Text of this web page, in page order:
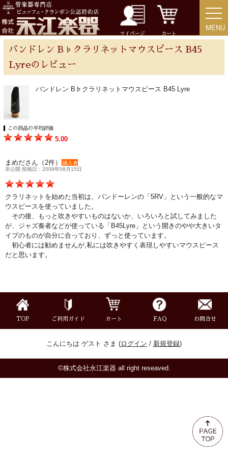
マイページ カート
MENU
MENU
バンドレン B♭クラリネットマウスピース B45
Lyreのレビュー
バンドレン B♭クラリネットマウスピース B45 Lyre
この商品の平均評価
5.00
まめださん（2件）
購入者
非公開 投稿日：2009年08月15日
クラリネットを始めた当初は、バンドーレンの「5RV」という一般的なマ
ウスピースを使っていました。
その後、もっと吹きやすいものはないか、いろいろと試してみました
が、ジャズ奏者などが使っている「B45Lyre」という開きのやや大きいタ
イプのものが自分に合っており、ずっと使っています。
初心者には勧めませんが,私には吹きやすく表現しやすいマウスピース
だと思います。
TOP ご利用ガイド カート FAQ お問合せ
こんにちは ゲスト さま (ログイン / 新規登録)
©株式会社永江楽器 all right reseaved.
チューバ
アクセサリー
ストラップ
ミュート